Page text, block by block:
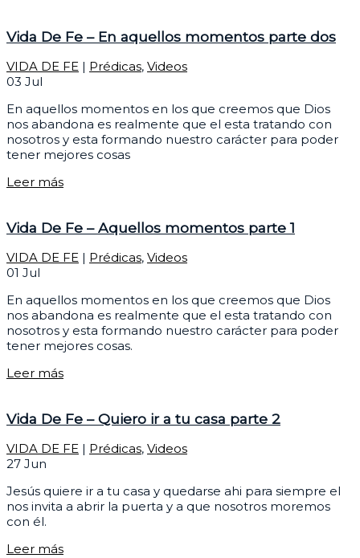
Vida De Fe – En aquellos momentos parte dos
VIDA DE FE | Prédicas, Videos
03 Jul
En aquellos momentos en los que creemos que Dios
nos abandona es realmente que el esta tratando con
nosotros y esta formando nuestro carácter para poder
tener mejores cosas
Leer más
Vida De Fe – Aquellos momentos parte 1
VIDA DE FE | Prédicas, Videos
01 Jul
En aquellos momentos en los que creemos que Dios
nos abandona es realmente que el esta tratando con
nosotros y esta formando nuestro carácter para poder
tener mejores cosas.
Leer más
Vida De Fe – Quiero ir a tu casa parte 2
VIDA DE FE | Prédicas, Videos
27 Jun
Jesús quiere ir a tu casa y quedarse ahi para siempre el
nos invita a abrir la puerta y a que nosotros moremos
con él.
Leer más